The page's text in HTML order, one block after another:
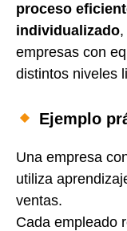
proceso
individualizado
empresas con
distintos niveles
Ejemplo
Una empresa
utiliza
ventas.
Cada empleado